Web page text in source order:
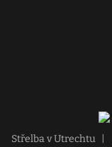
Střelba v Utrechtu